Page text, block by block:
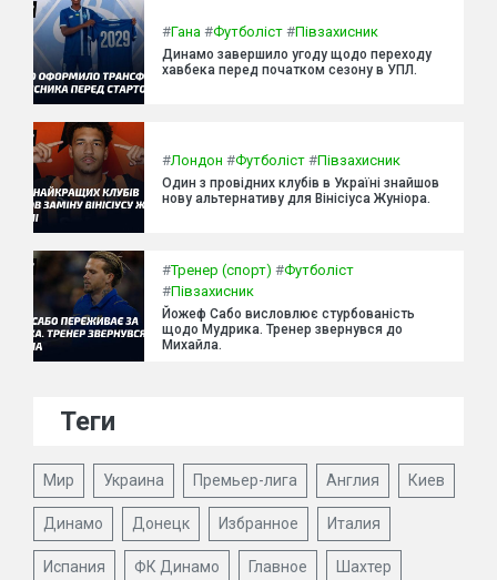
#Гана #Футболіст #Півзахисник
Динамо завершило угоду щодо переходу
хавбека перед початком сезону в УПЛ.
#Лондон #Футболіст #Півзахисник
Один з провідних клубів в Україні знайшов
нову альтернативу для Вінісіуса Жуніора.
#Тренер (спорт) #Футболіст
#Півзахисник
Йожеф Сабо висловлює стурбованість
щодо Мудрика. Тренер звернувся до
Михайла.
Теги
Мир Украина Премьер-лига Англия Киев
Динамо Донецк Избранное Италия
Испания ФК Динамо Главное Шахтер